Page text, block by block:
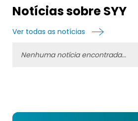
escolas e faculdades, hotéis e
industriais e outros locais de
distribuição. A Sysco Corporation
Notícias sobre SYY
Ver todas as notícias
Nenhuma notícia encontrada...